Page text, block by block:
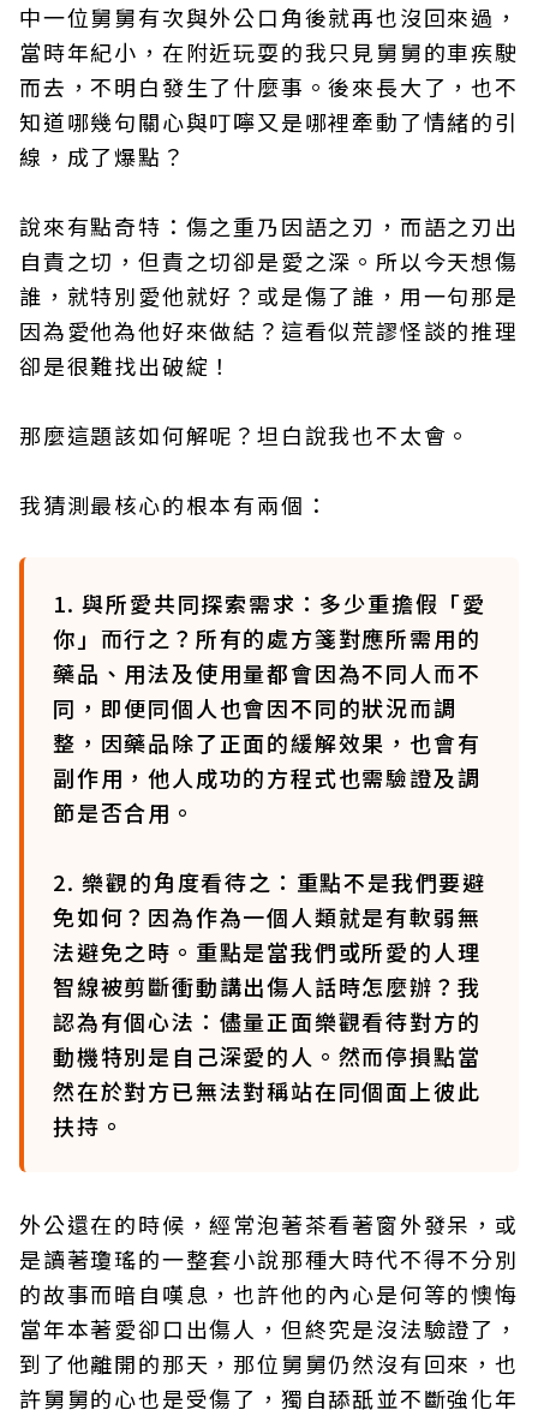
中一位舅舅有次與外公口角後就再也沒回來過，
當時年紀小，在附近玩耍的我只見舅舅的車疾駛
而去，不明白發生了什麼事。後來長大了，也不
知道哪幾句關心與叮嚀又是哪裡牽動了情緒的引
線，成了爆點？
說來有點奇特：傷之重乃因語之刃，而語之刃出
自責之切，但責之切卻是愛之深。所以今天想傷
誰，就特別愛他就好？或是傷了誰，用一句那是
因為愛他為他好來做結？這看似荒謬怪談的推理
卻是很難找出破綻！
那麼這題該如何解呢？坦白說我也不太會。
我猜測最核心的根本有兩個：
1. 與所愛共同探索需求：多少重擔假「愛
你」而行之？所有的處方箋對應所需用的
藥品、用法及使用量都會因為不同人而不
同，即便同個人也會因不同的狀況而調
整，因藥品除了正面的緩解效果，也會有
副作用，他人成功的方程式也需驗證及調
節是否合用。
2. 樂觀的角度看待之：重點不是我們要避
免如何？因為作為一個人類就是有軟弱無
法避免之時。重點是當我們或所愛的人理
智線被剪斷衝動講出傷人話時怎麼辦？我
認為有個心法：儘量正面樂觀看待對方的
動機特別是自己深愛的人。然而停損點當
然在於對方已無法對稱站在同個面上彼此
扶持。
外公還在的時候，經常泡著茶看著窗外發呆，或
是讀著瓊瑤的一整套小說那種大時代不得不分別
的故事而暗自嘆息，也許他的內心是何等的懊悔
當年本著愛卻口出傷人，但終究是沒法驗證了，
到了他離開的那天，那位舅舅仍然沒有回來，也
許舅舅的心也是受傷了，獨自舔舐並不斷強化年